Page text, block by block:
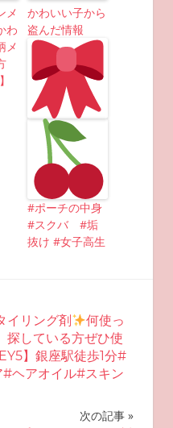
メ
わ
メ
かわいい子から
盗んだ情報
#ポーチの中身
#スクバ #垢
抜け #女子高生
イリング剤
何使っ
探している方ぜひ使
】銀座駅徒歩1分#
ヘアオイル#スキン
次の記事